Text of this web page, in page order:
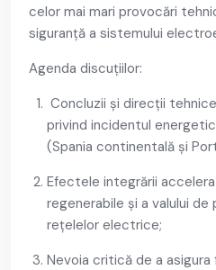
celor mai mari provocări
siguranță a sistemului
Agenda discuțiilor:
Concluzii și direcții
privind incidentul
(Spania continentală și
Efectele integrării
regenerabile și a valului de
rețelelor electrice;
Nevoia critică de a